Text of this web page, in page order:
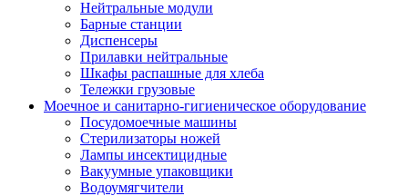
Нейтральные модули
Барные станции
Диспенсеры
Прилавки нейтральные
Шкафы распашные для хлеба
Тележки грузовые
Моечное и санитарно-гигиеническое оборудование
Посудомоечные машины
Стерилизаторы ножей
Лампы инсектицидные
Вакуумные упаковщики
Водоумягчители